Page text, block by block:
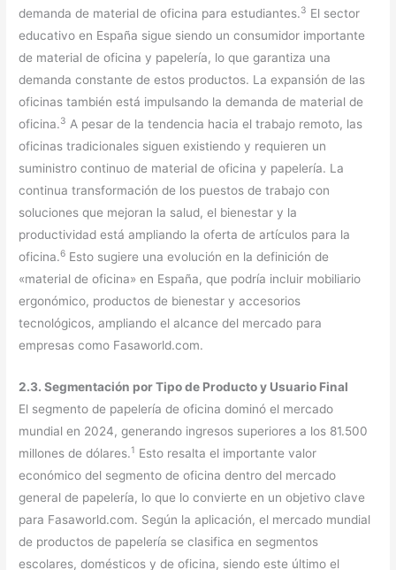
demanda de material de oficina para estudiantes.3 El sector
educativo en España sigue siendo un consumidor importante
de material de oficina y papelería, lo que garantiza una
demanda constante de estos productos. La expansión de las
oficinas también está impulsando la demanda de material de
oficina.3 A pesar de la tendencia hacia el trabajo remoto, las
oficinas tradicionales siguen existiendo y requieren un
suministro continuo de material de oficina y papelería. La
continua transformación de los puestos de trabajo con
soluciones que mejoran la salud, el bienestar y la
productividad está ampliando la oferta de artículos para la
oficina.6 Esto sugiere una evolución en la definición de
«material de oficina» en España, que podría incluir mobiliario
ergonómico, productos de bienestar y accesorios
tecnológicos, ampliando el alcance del mercado para
empresas como Fasaworld.com.
2.3. Segmentación por Tipo de Producto y Usuario Final
El segmento de papelería de oficina dominó el mercado
mundial en 2024, generando ingresos superiores a los 81.500
millones de dólares.1 Esto resalta el importante valor
económico del segmento de oficina dentro del mercado
general de papelería, lo que lo convierte en un objetivo clave
para Fasaworld.com. Según la aplicación, el mercado mundial
de productos de papelería se clasifica en segmentos
escolares, domésticos y de oficina, siendo este último el